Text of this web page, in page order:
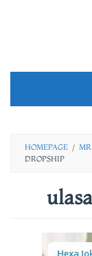
HOMEPAGE /
DROPSHIP
Posted